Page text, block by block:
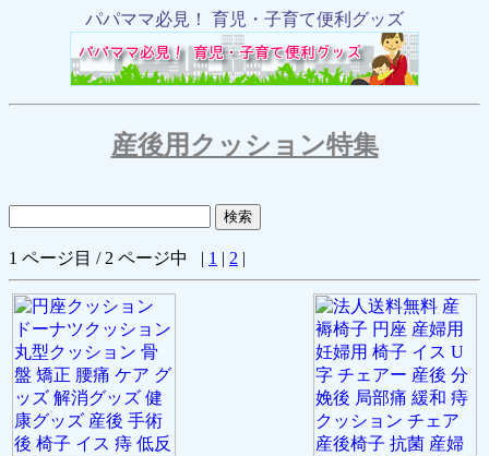
パパママ必見！ 育児・子育て便利グッズ
産後用クッション特集
1 ページ目 / 2 ページ中 | 1 | 2 |